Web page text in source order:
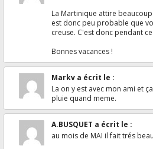
La Martinique attire
est donc peu probable que
creuse. C'est donc pendant
Bonnes vacances !
Markv a écrit le :
La on y est avec mon ami et
pluie quand meme.
A.BUSQUET a écrit le :
au mois de MAI il fait trés